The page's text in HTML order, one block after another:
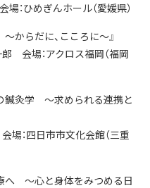
ひめぎんホール（愛媛県）
からだに、こころに～』
会場：アクロス福岡（福岡
鍼灸学 ～求められる連携と
場：四日市市文化会館（三重
へ ～心と身体をみつめる日